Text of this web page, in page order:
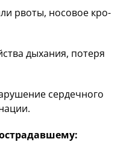
рво­ты, но­совое кро­
ды­хания, по­теря
сердечного